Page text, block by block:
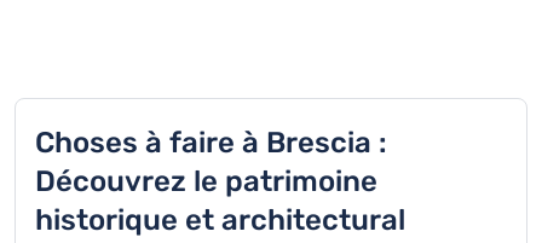
Choses à faire à Brescia :
Découvrez le patrimoine
historique et architectural